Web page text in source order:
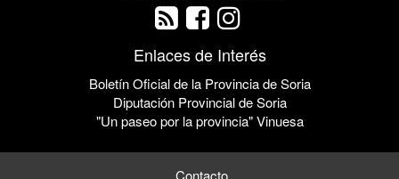
Enlaces de Interés
Boletín Oficial de la Provincia de Soria
Diputación Provincial de Soria
"Un paseo por la provincia" Vinuesa
Contacto